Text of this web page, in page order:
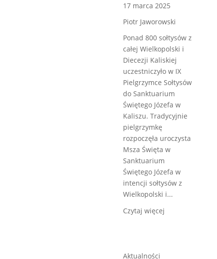
17 marca 2025
Piotr Jaworowski
Ponad 800 sołtysów z
całej Wielkopolski i
Diecezji Kaliskiej
uczestniczyło w IX
Pielgrzymce Sołtysów
do Sanktuarium
Świętego Józefa w
Kaliszu. Tradycyjnie
pielgrzymkę
rozpoczęła uroczysta
Msza Święta w
Sanktuarium
Świętego Józefa w
intencji sołtysów z
Wielkopolski i...
Czytaj więcej
Aktualności